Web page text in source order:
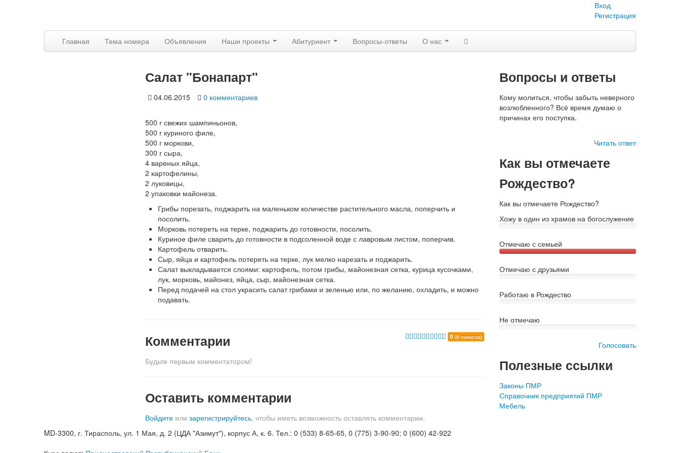
Вход
Регистрация
Главная Тема номера Объявления Наши проекты Абитуриент Вопросы-ответы О нас
Салат "Бонапарт"
04.06.2015 0 комментариев
500 г свежих шампиньонов,
500 г куриного филе,
500 г моркови,
300 г сыра,
4 вареных яйца,
2 картофелины,
2 луковицы,
2 упаковки майонеза.
Грибы порезать, поджарить на маленьком количестве растительного масла, поперчить и
посолить.
Морковь потереть на терке, поджарить до готовности, посолить.
Куриное филе сварить до готовности в подсоленной воде с лавровым листом, поперчив.
Картофель отварить.
Сыр, яйца и картофель потереть на терке, лук мелко нарезать и поджарить.
Салат выкладывается слоями: картофель, потом грибы, майонезная сетка, курица кусочками,
лук, морковь, майонез, яйца, сыр, майонезная сетка.
Перед подачей на стол украсить салат грибами и зеленью или, по желанию, охладить, и можно
подавать.
0 (0 голосов)
Комментарии
Будьте первым комментатором!
Оставить комментарии
Войдите или зарегистрируйтесь, чтобы иметь возможность оставлять комментарии.
Вопросы и ответы
Кому молиться, чтобы забыть неверного
возлюбленного? Всё время думаю о
причинах его поступка.
Читать ответ
Как вы отмечаете
Рождество?
Как вы отмечаете Рождество?
Хожу в один из храмов на богослужение
Отмечаю с семьей
Отмечаю с друзьями
Работаю в Рождество
Не отмечаю
Голосовать
Полезные ссылки
Законы ПМР
Справочник предприятий ПМР
Мебель
MD-3300, г. Тирасполь, ул. 1 Мая, д. 2 (ЦДА "Азимут"), корпус А, к. 6. Тел.: 0 (533) 8-65-65, 0 (775) 3-90-90; 0 (600) 42-922